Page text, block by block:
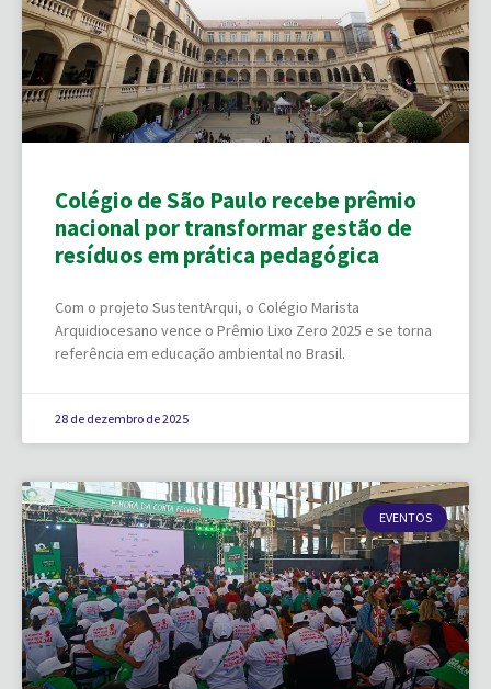
Colégio de São Paulo recebe prêmio
nacional por transformar gestão de
resíduos em prática pedagógica
Com o projeto SustentArqui, o Colégio Marista
Arquidiocesano vence o Prêmio Lixo Zero 2025 e se torna
referência em educação ambiental no Brasil.
28 de dezembro de 2025
EVENTOS